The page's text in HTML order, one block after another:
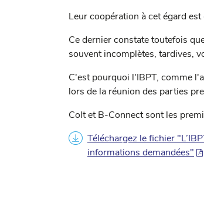
Leur coopération à cet égard
Ce dernier constate toutefois
souvent incomplètes, tardives,
C'est pourquoi l'IBPT, comme
lors de la réunion des parties
Colt et B-Connect sont les
Téléchargez le fichier
informations demandées"